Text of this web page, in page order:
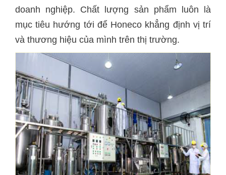
doanh nghiệp. Chất lượng sản phẩm luôn là
mục tiêu hướng tới để Honeco khẳng định vị trí
và thương hiệu của mình trên thị trường.